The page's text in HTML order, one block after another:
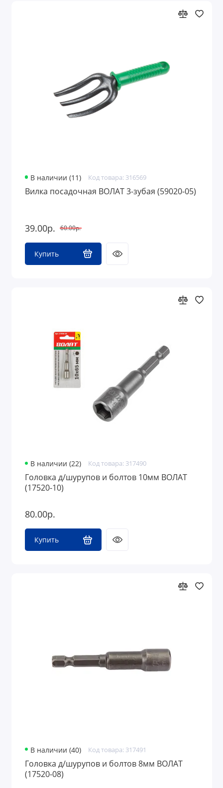
В наличии (11) Код товара: 316569
Вилка посадочная ВОЛАТ 3-зубая (59020-05)
39.00р. 60.00р.
Купить
В наличии (22) Код товара: 317490
Головка д/шурупов и болтов 10мм ВОЛАТ
(17520-10)
80.00р.
Купить
В наличии (40) Код товара: 317491
Головка д/шурупов и болтов 8мм ВОЛАТ
(17520-08)